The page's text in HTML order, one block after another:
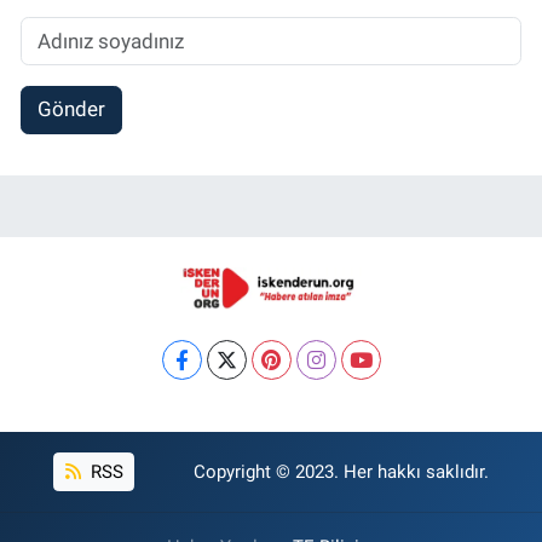
Gönder
RSS Copyright © 2023. Her hakkı saklıdır.